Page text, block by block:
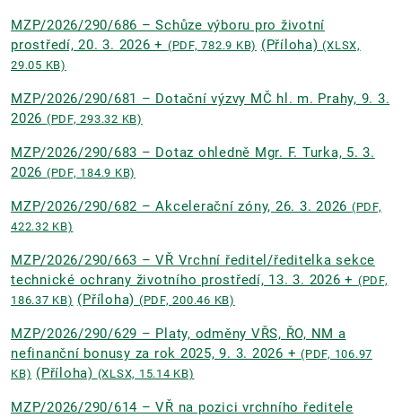
MZP/2026/290/686 – Schůze výboru pro životní
prostředí, 20. 3. 2026 + (PDF, 782.9 KB) (Příloha)(XLSX,
29.05 KB)
MZP/2026/290/681 – Dotační výzvy MČ hl. m. Prahy, 9. 3.
2026 (PDF, 293.32 KB)
MZP/2026/290/683 – Dotaz ohledně Mgr. F. Turka, 5. 3.
2026 (PDF, 184.9 KB)
MZP/2026/290/682 – Akcelerační zóny, 26. 3. 2026 (PDF,
422.32 KB)
MZP/2026/290/663 – VŘ Vrchní ředitel/ředitelka sekce
technické ochrany životního prostředí, 13. 3. 2026 + (PDF,
186.37 KB) (Příloha) (PDF, 200.46 KB)
MZP/2026/290/629 – Platy, odměny VŘS, ŘO, NM a
nefinanční bonusy za rok 2025, 9. 3. 2026 + (PDF, 106.97
KB) (Příloha) (XLSX, 15.14 KB)
MZP/2026/290/614 – VŘ na pozici vrchního ředitele